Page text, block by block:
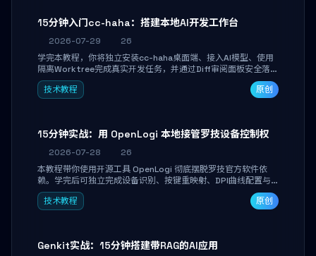
15分钟入门cc-haha：搭建本地AI开发工作台
2026-07-29
26
学完本教程，你将独立安装cc-haha桌面端、接入AI模型、使用
隔离Worktree完成真实开发任务，并通过Diff审阅面板安全落地
AI代码改写。告别终端黑盒操作，让AI在沙箱环境中工作，你只
做审阅和决策。
技术教程 原创
15分钟实战：用 OpenLogi 本地接管罗技设备控制权
2026-07-28
26
本教程带你使用开源工具 OpenLogi 彻底摆脱罗技官方软件依
赖。学完后可独立完成设备识别、按键重映射、DPI曲线配置与
SmartShift调节，实现完全离线控制，保护隐私并释放硬件性
能。
技术教程 原创
Genkit实战：15分钟搭建带RAG的AI应用